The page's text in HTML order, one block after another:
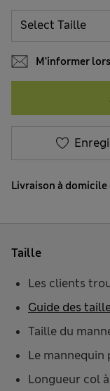
M’informer
Livraison à
Taille
Les clients
Taille du
Le mannequin
Longueur col
Guide des